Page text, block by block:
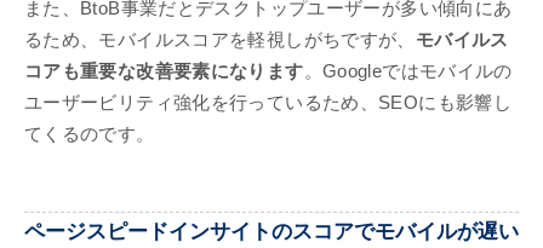
また、BtoB事業だとデスクトップユーザーが多い傾向にあ
るため、モバイルスコアを軽視しがちですが、 モバイルス
コアも重要な改善要素になります。Googleではモバイルの
ユーザービリティ強化を行っているため、SEOにも影響し
てくるのです。
ページスピードインサイトのスコアでモバイルが遅い